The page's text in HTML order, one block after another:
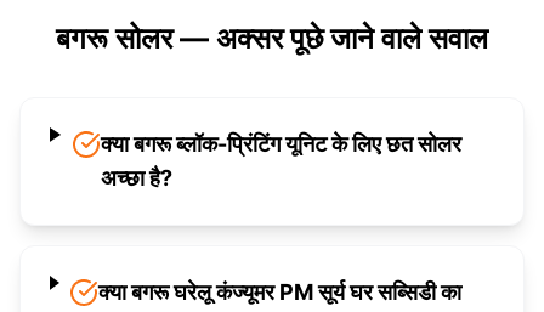
बगरू सोलर — अक्सर पूछे जाने वाले सवाल
क्या बगरू ब्लॉक-प्रिंटिंग यूनिट के लिए छत सोलर
अच्छा है?
क्या बगरू घरेलू कंज्यूमर PM सूर्य घर सब्सिडी का